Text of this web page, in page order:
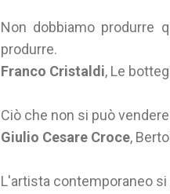
Non dobbiamo produrre
produrre.
Franco Cristaldi, Le
Ciò che non si può
Giulio Cesare Croce,
L'artista contemporaneo si